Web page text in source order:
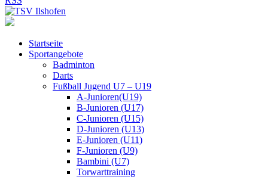
Startseite
Sportangebote
Badminton
Darts
Fußball Jugend U7 – U19
A-Junioren(U19)
B-Junioren (U17)
C-Junioren (U15)
D-Junioren (U13)
E-Junioren (U11)
F-Junioren (U9)
Bambini (U7)
Torwarttraining